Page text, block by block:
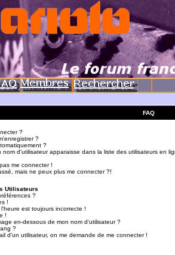
FAQ
?
?
?
nom d'utilisateur apparaisse dans la liste des utilisateurs en
me connecter !
mais ne peux plus me connecter ?!
Utilisateurs
?
!
est toujours incorrecte !
!
en-dessous de mon nom d'utilisateur ?
?
d'un utilisateur, on me demande de me connecter !